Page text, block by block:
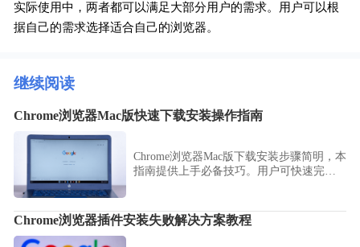
实际使用中，两者都可以满足大部分用户的需求。用户可以根
据自己的需求选择适合自己的浏览器。
继续阅读
Chrome浏览器Mac版快速下载安装操作指南
Chrome浏览器Mac版下载安装步骤简明，本
指南提供上手必备技巧。用户可快速完成
Chrome浏览器插件安装失败解决方案教程